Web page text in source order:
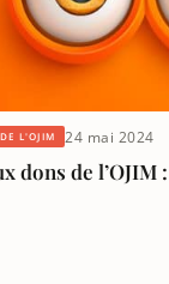
L'OJIM 24 mai 2024
dons de l’OJIM